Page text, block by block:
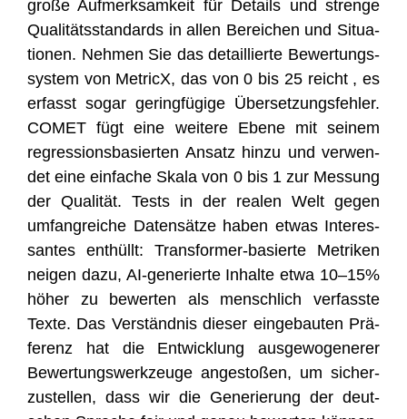
gro­ße Auf­merk­sam­keit für Details und stren­ge
Qua­li­täts­stan­dards in allen Berei­chen und Situa­
tio­nen. Neh­men Sie das detail­lier­te Bewer­tungs­
sys­tem von MetricX, das von 0 bis 25 reicht , es
erfasst sogar gering­fü­gi­ge Über­set­zungs­feh­ler.
COMET fügt eine wei­te­re Ebe­ne mit sei­nem
regres­si­ons­ba­sier­ten Ansatz hin­zu und ver­wen­
det eine ein­fa­che Ska­la von 0 bis 1 zur Mes­sung
der Qua­li­tät. Tests in der rea­len Welt gegen
umfang­rei­che Daten­sät­ze haben etwas Inter­es­
san­tes ent­hüllt: Trans­for­mer-basier­te Metri­ken
nei­gen dazu, AI-gene­rier­te Inhal­te etwa 10–15%
höher zu bewer­ten als mensch­lich ver­fass­te
Tex­te. Das Ver­ständ­nis die­ser ein­ge­bau­ten Prä­
fe­renz hat die Ent­wick­lung aus­ge­wo­ge­ne­rer
Bewer­tungs­werk­zeu­ge ange­sto­ßen, um sicher­
zu­stel­len, dass wir die Gene­rie­rung der deut­